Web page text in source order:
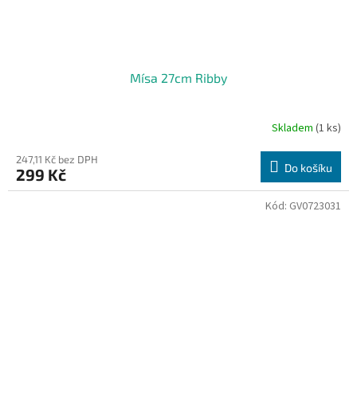
Mísa 27cm Ribby
Skladem (1 ks)
247,11 Kč bez DPH
299 Kč Do košíku
Kód: GV0723031